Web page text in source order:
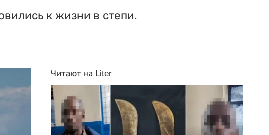
к жизни в степи.
Читают на Liter